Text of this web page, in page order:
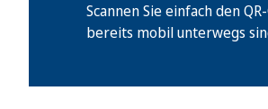
Scannen Sie einfach den
bereits mobil unterwegs